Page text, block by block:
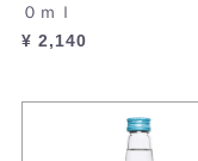
０ｍｌ
¥ 2,140